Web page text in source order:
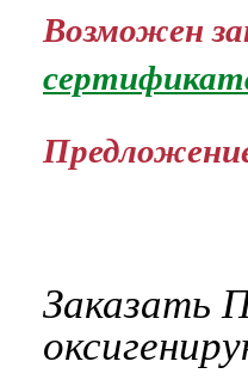
Возможен
Заказать